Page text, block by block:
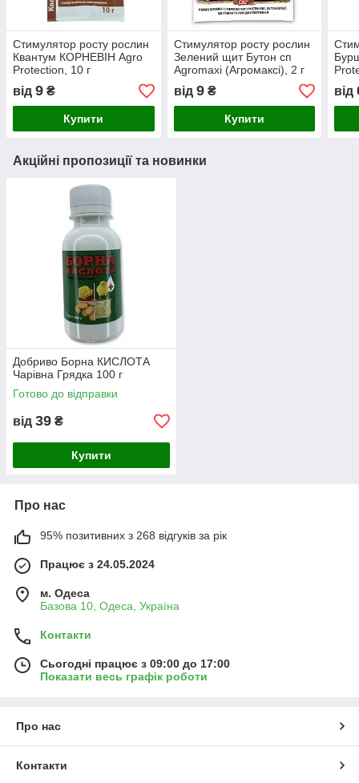
Стимулятор росту рослин
Квантум КОРНЕВІН Agro
Protection, 10 г
від 9 ₴
Купити
Стимулятор росту рослин
Зелений щит Бутон сп
Agromaxi (Агромаксі), 2 г
від 9₴
Купити
від
Акційні пропозиції та новинки
Добриво Борна КИСЛОТА
Чарівна Грядка 100 г
Готово до відправки
від 39 ₴
Купити
Про нас
95% позитивних з 268 відгуків за рік
Працює з 24.05.2024
м. Одеса
Базова 10, Одеса, Україна
Контакти
Сьогодні працює з 09:00 до 17:00
Показати весь графік роботи
Про нас
Контакти